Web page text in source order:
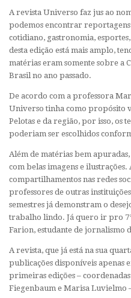
A revista Universo faz jus ao
podemos encontrar
cotidiano, gastronomia,
desta edição está mais amplo,
matérias eram somente sobre a
Brasil no ano passado.
De acordo com a professora
Universo tinha como propósito
Pelotas e da região, por isso, os
poderiam ser escolhidos
Além de matérias bem
com belas imagens e
compartilhamentos nas redes
professores de outras
semestres já demonstram o
trabalho lindo. Já quero ir pro
Farion, estudante de jornalismo
A revista, que já está na sua
publicações disponíveis apenas
primeiras edições –
Fiegenbaum e Marisa Luvielmo